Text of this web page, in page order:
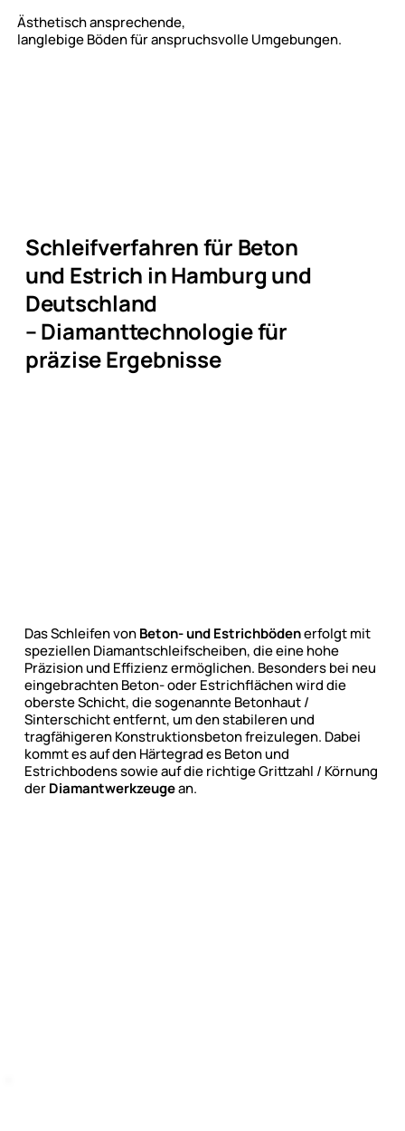
Schleifverfahren für Beton
und Estrich in Hamburg und
Deutschland
– Diamanttechnologie für
präzise Ergebnisse
Das Schleifen vonBeton- und Estrichbödenerfolgt mit
speziellen Diamantschleifscheiben, die eine hohe
Präzision und Effizienz ermöglichen. Besonders bei neu
eingebrachten Beton- oder Estrichflächen wird die
oberste Schicht, die sogenannte Betonhaut /
Sinterschicht entfernt, um den stabileren und
tragfähigeren Konstruktionsbeton freizulegen. Dabei
kommt es auf den Härtegrad es Beton und
Estrichbodens sowie auf die richtige Grittzahl / Körnung
derDiamantwerkzeugean.
Ästhetisch ansprechende,
langlebige Böden für anspruchsvolle Umgebungen.